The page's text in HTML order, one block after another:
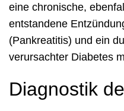
eine chronische,
entstandene
(Pankreatitis) und ein
verursachter Diabetes
Diagnostik